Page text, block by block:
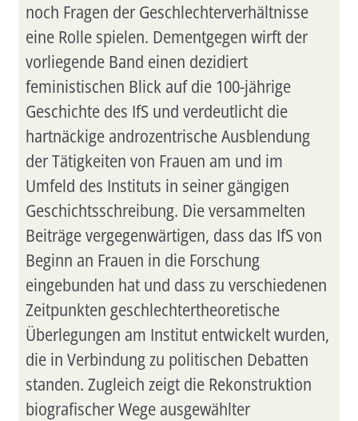
noch Fragen der Geschlechterverhältnisse
eine Rolle spielen. Dementgegen wirft der
vorliegende Band einen dezidiert
feministischen Blick auf die 100-jährige
Geschichte des IfS und verdeutlicht die
hartnäckige androzentrische Ausblendung
der Tätigkeiten von Frauen am und im
Umfeld des Instituts in seiner gängigen
Geschichtsschreibung. Die versammelten
Beiträge vergegenwärtigen, dass das IfS von
Beginn an Frauen in die Forschung
eingebunden hat und dass zu verschiedenen
Zeitpunkten geschlechtertheoretische
Überlegungen am Institut entwickelt wurden,
die in Verbindung zu politischen Debatten
standen. Zugleich zeigt die Rekonstruktion
biografischer Wege ausgewählter